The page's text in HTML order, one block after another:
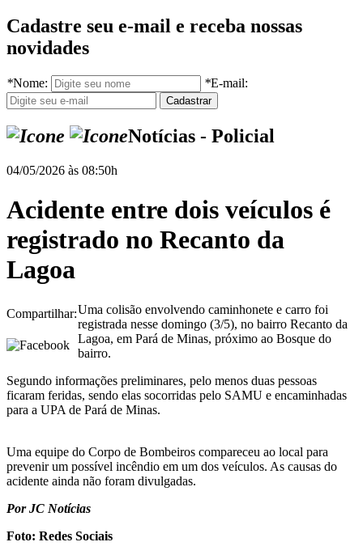
Cadastre seu e-mail e receba nossas
novidades
*Nome: *E-mail:
Notícias - Policial
04/05/2026 às 08:50h
Acidente entre dois veículos é
registrado no Recanto da
Lagoa
Compartilhar:Uma colisão envolvendo caminhonete e carro foi
registrada nesse domingo (3/5), no bairro Recanto da
Lagoa, em Pará de Minas, próximo ao Bosque do
bairro.
Segundo informações preliminares, pelo menos duas pessoas
ficaram feridas, sendo elas socorridas pelo SAMU e encaminhadas
para a UPA de Pará de Minas.
Uma equipe do Corpo de Bombeiros compareceu ao local para
prevenir um possível incêndio em um dos veículos. As causas do
acidente ainda não foram divulgadas.
Por JC Notícias
Foto: Redes Sociais